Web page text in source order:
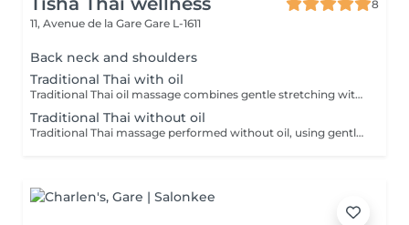
8
11, Avenue de la Gare Gare L-1611
Back neck and shoulders
Traditional Thai with oil
Traditional Thai oil massage combines gentle stretching with flowing massage techniques using warm oil to ease muscle tension, improve circulation, and promote deep relaxation.
Traditional Thai without oil
Traditional Thai massage performed without oil, using gentle stretching and acupressure techniques to relieve muscle tension, improve flexibility, and promote deep relaxation.